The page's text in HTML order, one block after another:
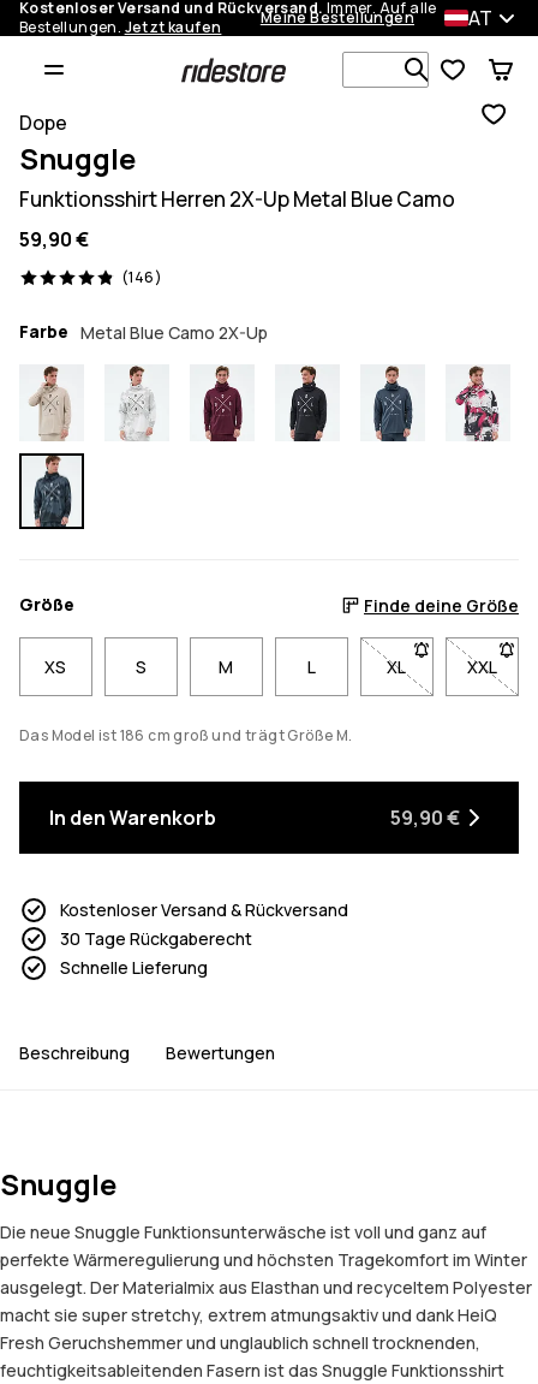
Kostenloser Versand und Rückversand. Immer. Auf alle
Bestellungen. Jetzt kaufen Meine Bestellungen AT
Dope
Snuggle
Funktionsshirt Herren 2X-Up Metal Blue Camo
59,90 €
(146)
146 Reviews, 4.9/5
Farbe Metal Blue Camo 2X-Up
Größe Finde deine Größe
XS S M L XL- Größe XL nicht
XXL
-
Das Model ist 186 cm groß und trägt Größe M.
In den Warenkorb 59,90 €
Kostenloser Versand & Rückversand
30 Tage Rückgaberecht
Schnelle Lieferung
Beschreibung Bewertungen
Snuggle
Die neue Snuggle Funktionsunterwäsche ist voll und ganz auf
perfekte Wärmeregulierung und höchsten Tragekomfort im Winter
ausgelegt. Der Materialmix aus Elasthan und recyceltem Polyester
macht sie super stretchy, extrem atmungsaktiv und dank HeiQ
Fresh Geruchshemmer und unglaublich schnell trocknenden,
feuchtigkeitsableitenden Fasern ist das Snuggle Funktionsshirt